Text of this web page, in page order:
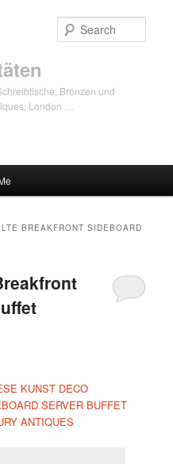
Bronzen und
London …
BREAKFRONT SIDEBOARD
KUNST DECO
SERVER BUFFET
ANTIQUES